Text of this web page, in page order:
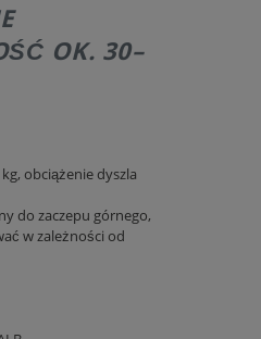
OK. 30–
obciążenie dyszla
do zaczepu górnego,
w zależności od